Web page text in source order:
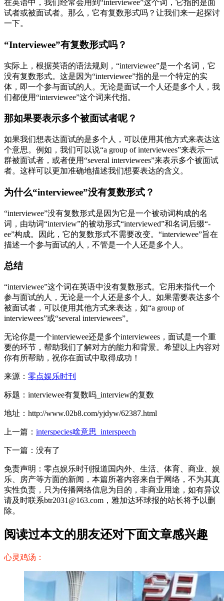
在英语中，我们经常会用到“interviewee”这个词，它指的是面
试者或被面试者。那么，它有复数形式吗？让我们来一起探讨
一下。
“Interviewee”有复数形式吗？
实际上，根据英语的语法规则，“interviewee”是一个名词，它
没有复数形式。这是因为“interviewee”指的是一个特定的实
体，即一个参与面试的人。无论是面试一个人还是多个人，我
们都使用“interviewee”这个词来代指。
那如果要表示多个被面试者呢？
如果我们想表达面试的是多个人，可以使用其他方式来表达这
个意思。例如，我们可以说“a group of interviewees”来表示一
群被面试者，或者使用“several interviewees”来表示多个被面试
者。这样可以更加准确地描述我们想要表达的含义。
为什么“interviewee”没有复数形式？
“interviewee”没有复数形式是因为它是一个被动词构成的名
词，由动词“interview”的被动形式“interviewed”和名词后缀“-
ee”构成。因此，它的复数形式不需要改变。“interviewee”旨在
描述一个参与面试的人，不管是一个人还是多个人。
总结
“interviewee”这个词在英语中没有复数形式。它用来指代一个
参与面试的人，无论是一个人还是多个人。如果需要表达多个
被面试者，可以使用其他方式来表达，如“a group of
interviewees”或“several interviewees”。
无论你是一个interviewee还是多个interviewees，面试是一个重
要的环节，帮助我们了解对方的能力和背景。希望以上内容对
你有所帮助，祝你在面试中取得成功！
来源： 零点娱乐时刊
标题：interviewee有复数吗_interview的复数
地址：http://www.02b8.com/yjdyw/62387.html
上一篇： interspecies啥意思_interspeech
下一篇：没有了
免责声明：零点娱乐时刊报道国内外、生活、体育、商业、娱
乐、房产等方面的新闻，本篇所著内容来自于网络，不为其真
实性负责，只为传播网络信息为目的，非商业用途，如有异议
请及时联系btr2031@163.com，雅加达环球报的站长将予以删
除。
阅读过本文的朋友还对下面文章感兴趣
心灵鸡汤：